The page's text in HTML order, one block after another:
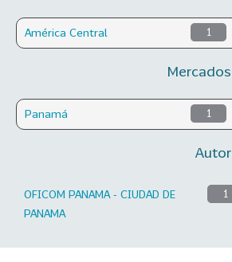
América Central 1
Mercados
Panamá 1
Autor
OFICOM PANAMA - CIUDAD DE
PANAMA
1